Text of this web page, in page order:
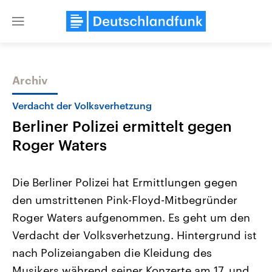
Close
Themen
Landtagswahl Sachsen-Anhalt
2026
Alle Informationen
Sachsen-Anhalt wählt am 6.
September 2026 einen neuen
Landtag. Seit 2021 wird das
Bundesland von einer Koalition aus
USA
Aktuelle Beiträge,
Hintergründe
Wirtschaftlich und
gehören die Vereinigten
den mächtigsten Ländern
mit großem Einfluss auf
Archiv
Verdacht der Volksverhetzung
Berliner Polizei ermittelt gegen
Roger Waters
Die Berliner Polizei hat Ermittlungen gegen
den umstrittenen Pink-Floyd-Mitbegründer
Roger Waters aufgenommen. Es geht um den
Verdacht der Volksverhetzung. Hintergrund ist
nach Polizeiangaben die Kleidung des